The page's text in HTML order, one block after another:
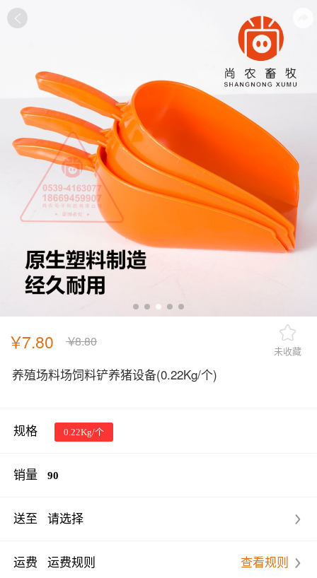
￥7.80 ￥8.80
未收藏
养殖场料场饲料铲养猪设备(0.22Kg/个)
规格 0.22Kg/个
销量 90
送至 请选择
运费 运费规则 查看规则